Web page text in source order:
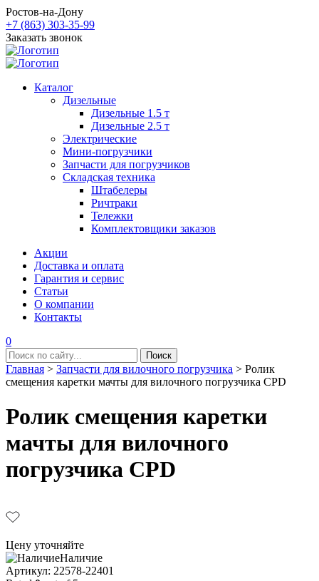
Ростов-на-Дону
+7 (863) 303-35-99
Заказать звонок
Каталог
Дизельные
Дизельные 1.5 т
Дизельные 2.5 т
Электрические
Мини-погрузчики
Запчасти для погрузчиков
Складская техника
Штабелеры
Ричтраки
Тележки
Комплектовщики заказов
Акции
Доставка и оплата
Гарантия и сервис
Статьи
О компании
Контакты
0
Главная > Запчасти для вилочного погрузчика > Ролик
смещения каретки мачты для вилочного погрузчика CPD
Ролик смещения каретки
мачты для вилочного
погрузчика CPD
Цену уточняйте
Наличие
Aртикул: 22578-22401